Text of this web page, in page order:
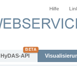
Hilfe
HyDAS-API